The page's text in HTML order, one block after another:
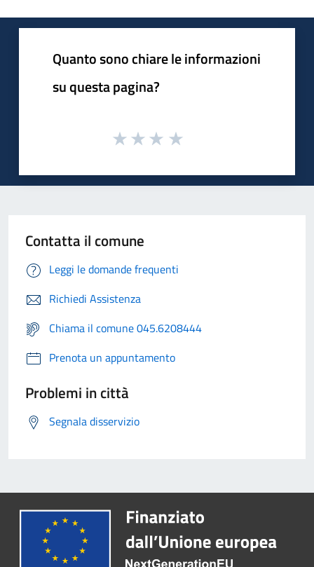
Quanto sono chiare le informazioni
su questa pagina?
Contatta il comune
Leggi le domande frequenti
Richiedi Assistenza
Chiama il comune 045.6208444
Prenota un appuntamento
Problemi in città
Segnala disservizio